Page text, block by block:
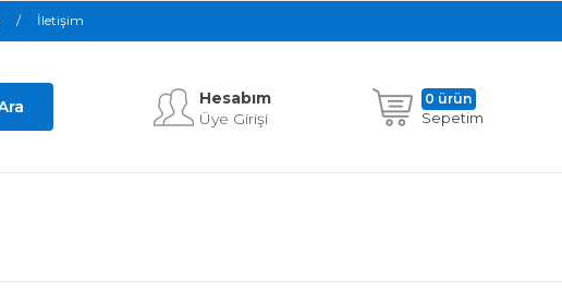
İletişim
Hesabım
Üye Girişi
Sepetim
0 ürün